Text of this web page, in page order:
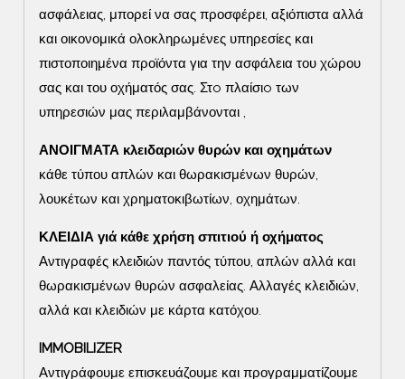
ασφάλειας, μπορεί να σας προσφέρει, αξιόπιστα αλλά
και οικονομικά ολοκληρωμένες υπηρεσίες και
πιστοποιημένα προϊόντα για την ασφάλεια του χώρου
σας και του οχήματός σας. Στo πλαίσιo των
υπηρεσιών μας περιλαμβάνονται ,
ΑΝΟΙΓΜΑΤΑ κλειδαριών θυρών και οχημάτων
κάθε τύπου απλών και θωρακισμένων θυρών,
λουκέτων και χρηματοκιβωτίων, οχημάτων.
ΚΛΕΙΔΙΑ γιά κάθε χρήση σπιτιού ή οχήματος
Αντιγραφές κλειδιών παντός τύπου, απλών αλλά και
θωρακισμένων θυρών ασφαλείας. Αλλαγές κλειδιών,
αλλά και κλειδιών με κάρτα κατόχου.
IMMOBILIZER
Αντιγράφουμε επισκευάζουμε και προγραμματίζουμε